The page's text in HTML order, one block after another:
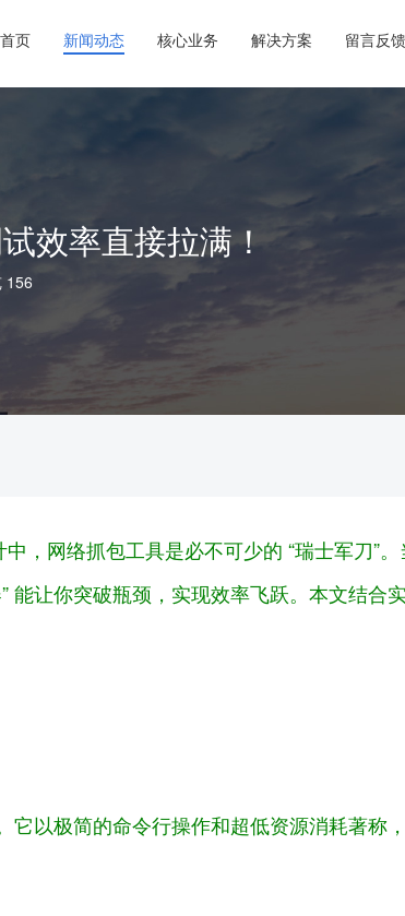
首页 新闻动态 核心业务 解决方案 留言反馈
效率直接拉满！
156
，网络抓包工具是必不可少的 “瑞士军刀”。
让你突破瓶颈，实现效率飞跃。本文结合
它以极简的命令行操作和超低资源消耗著称